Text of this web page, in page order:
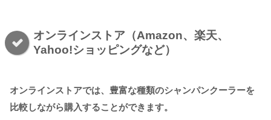
オンラインストア（Amazon、楽天、
Yahoo!ショッピングなど）
オンラインストアでは、豊富な種類のシャンパンクーラーを
比較しながら購入することができます。